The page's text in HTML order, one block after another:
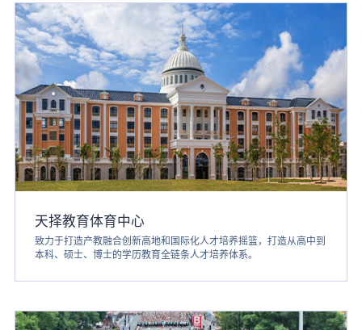
天择教育体育中心
致力于打造产教融合创新高地和国际化人才培养摇篮，打造从高中到
本科、硕士、博士的学历教育全链条人才培养体系。